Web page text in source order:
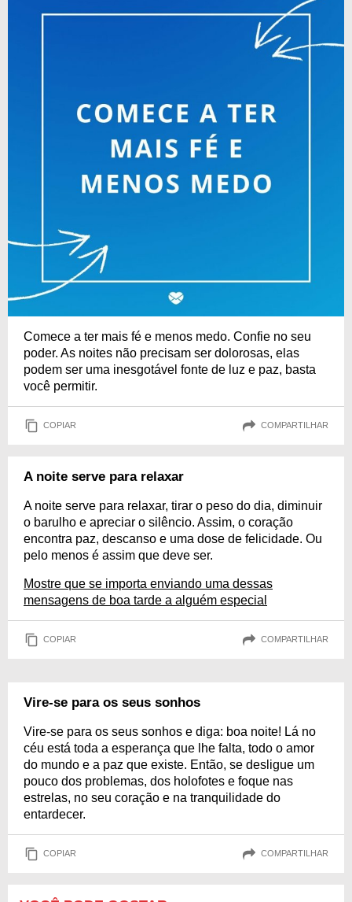
Comece a ter mais fé e menos medo. Confie no seu
poder. As noites não precisam ser dolorosas, elas
podem ser uma inesgotável fonte de luz e paz, basta
você permitir.
COPIAR COMPARTILHAR
A noite serve para relaxar
A noite serve para relaxar, tirar o peso do dia, diminuir
o barulho e apreciar o silêncio. Assim, o coração
encontra paz, descanso e uma dose de felicidade. Ou
pelo menos é assim que deve ser.
Mostre que se importa enviando uma dessas
mensagens de boa tarde a alguém especial
COPIAR COMPARTILHAR
Vire-se para os seus sonhos
Vire-se para os seus sonhos e diga: boa noite! Lá no
céu está toda a esperança que lhe falta, todo o amor
do mundo e a paz que existe. Então, se desligue um
pouco dos problemas, dos holofotes e foque nas
estrelas, no seu coração e na tranquilidade do
entardecer.
COPIAR COMPARTILHAR